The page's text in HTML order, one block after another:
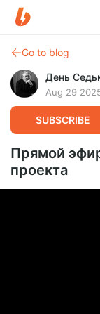
Go to blog
День
Aug 29
SUBSCRIBE
Прямой
проекта